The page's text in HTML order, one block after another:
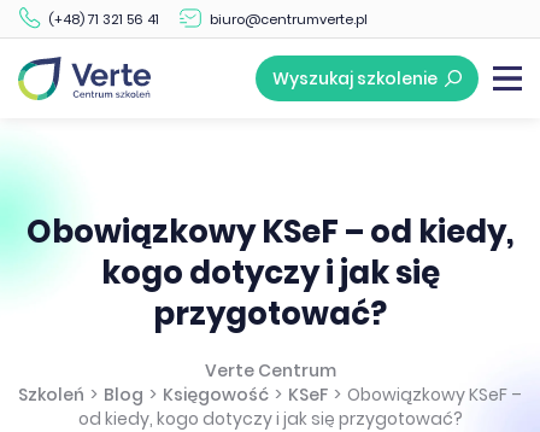
(+48) 71 321 56 41 biuro@centrumverte.pl
Wyszukaj szkolenie
Obowiązkowy KSeF – od kiedy,
kogo dotyczy i jak się
przygotować?
Verte Centrum
Szkoleń > Blog > Księgowość > KSeF > Obowiązkowy KSeF –
od kiedy, kogo dotyczy i jak się przygotować?